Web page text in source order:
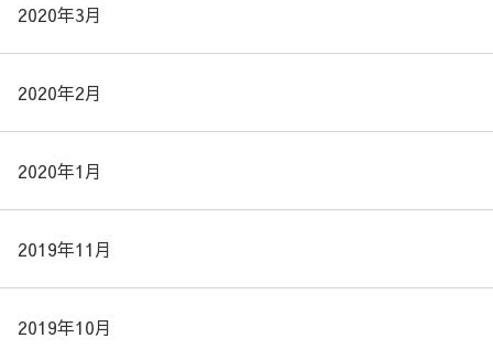
2020年3月
2020年2月
2020年1月
2019年11月
2019年10月